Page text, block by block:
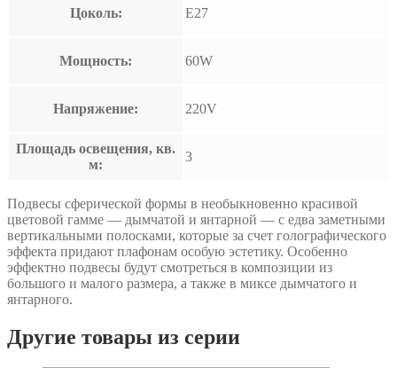
Цоколь: E27
Мощность: 60W
Напряжение: 220V
Площадь освещения, кв.
м:
3
Подвесы сферической формы в необыкновенно красивой
цветовой гамме — дымчатой и янтарной — с едва заметными
вертикальными полосками, которые за счет голографического
эффекта придают плафонам особую эстетику. Особенно
эффектно подвесы будут смотреться в композиции из
большого и малого размера, а также в миксе дымчатого и
янтарного.
Другие товары из серии